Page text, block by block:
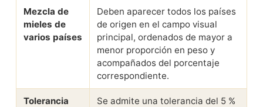
Mezcla de
mieles de
varios países
Deben aparecer todos los países
de origen en el campo visual
principal, ordenados de mayor a
menor proporción en peso y
acompañados del porcentaje
correspondiente.
Tolerancia
Se admite una tolerancia del 5 %